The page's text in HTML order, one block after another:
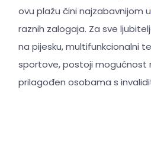
ovu plažu čini najzabavnijom u
raznih zalogaja. Za sve
na pijesku, multifunkcionalni
sportove, postoji mogućnost
prilagođen osobama s